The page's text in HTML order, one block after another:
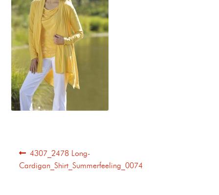
4307_2478 Long-
Cardigan_Shirt_Summerfeeling_0074